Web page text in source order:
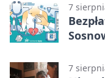
7
7